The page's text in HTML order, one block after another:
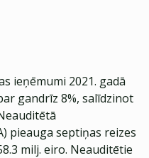
ieņēmumi 2021. gadā
gandrīz 8%, salīdzinot
pieauga septiņas reizes
milj. eiro. Neauditētie